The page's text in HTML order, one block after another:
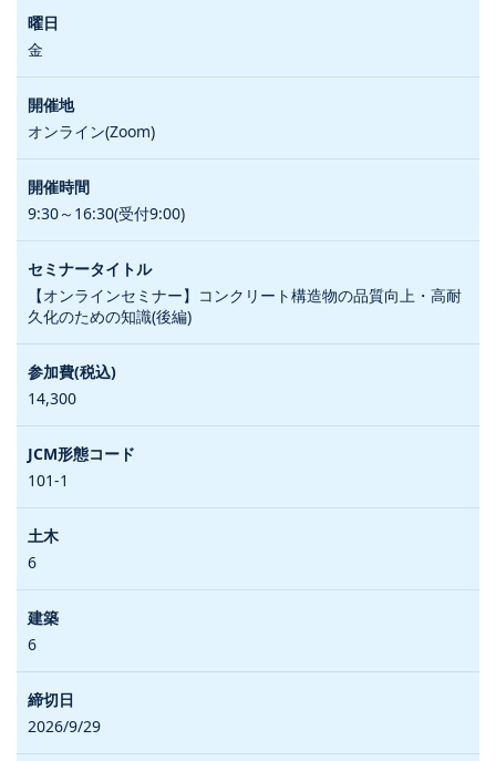
金
オンライン(Zoom)
9:30～16:30(受付9:00)
【オンラインセミナー】コンクリート構造物の品質向上・高耐
久化のための知識(後編)
14,300
101-1
6
6
2026/9/29